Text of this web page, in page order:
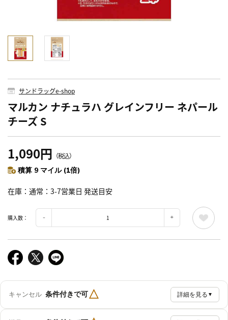
サンドラッグe-shop
マルカン ナチュラハ グレインフリー ネパール
チーズ S
1,090円 （税込）
積算 9 マイル (1倍)
在庫 通常：3-7営業日 発送目安
購入数：
キャンセル 条件付きで可△ 詳細を見る ▼